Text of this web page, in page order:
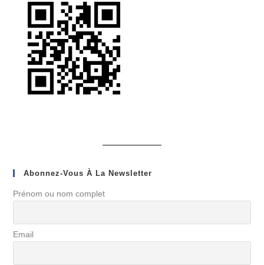
Abonnez-Vous À La Newsletter
Prénom ou nom complet
Email